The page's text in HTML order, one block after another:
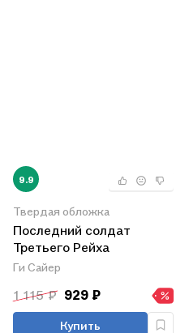
9.9
Твердая обложка
Последний солдат
Третьего Рейха
Ги Сайер
1 115 ₽ 929 ₽
Купить